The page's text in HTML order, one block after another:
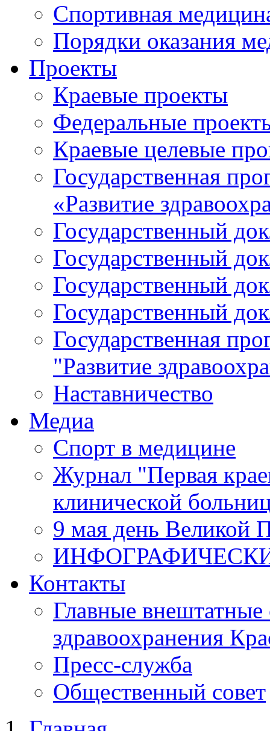
Спортивная
Порядки оказания
Проекты
Краевые проекты
Федеральные
Краевые целевые
Государственная
«Развитие
Государственный
Государственный
Государственный
Государственный
Государственная
"Развитие
Наставничество
Медиа
Спорт в медицине
Журнал "Первая
клинической
9 мая день Великой
Контакты
Главные внештатные
здравоохранения
Пресс-служба
Общественный совет